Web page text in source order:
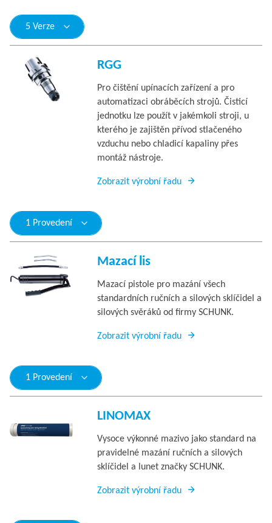
5 Verze
RGG
Pro čištění upínacích zařízení a pro
automatizaci obráběcích strojů. Čisticí
jednotku lze použít v jakémkoli stroji, u
kterého je zajištěn přívod stlačeného
vzduchu nebo chladicí kapaliny přes
montáž nástroje.
Zobrazit výrobní řadu
1 Provedení
Mazací lis
Mazací pistole pro mazání všech
standardních ručních a silových sklíčidel a
silových svěráků od firmy SCHUNK.
Zobrazit výrobní řadu
1 Provedení
LINOMAX
Vysoce výkonné mazivo jako standard na
pravidelné mazání ručních a silových
sklíčidel a lunet značky SCHUNK.
Zobrazit výrobní řadu